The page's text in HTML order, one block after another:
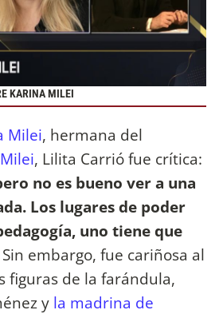
KARINA MILEI
Milei, hermana del
, Lilita Carrió fue crítica:
no es bueno ver a una
Los lugares de poder
uno tiene que
embargo, fue cariñosa al
figuras de la farándula,
y la madrina de